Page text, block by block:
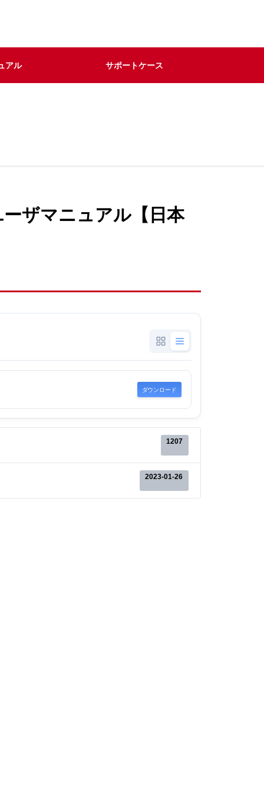
アル サポートケース
ザマニュアル【日本
ダウンロード
1207
2023-01-26